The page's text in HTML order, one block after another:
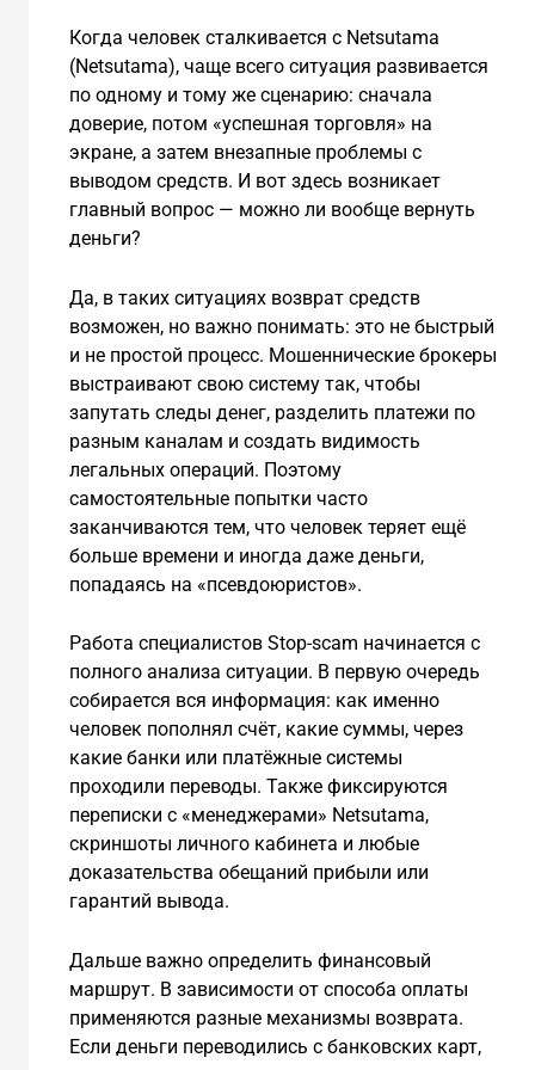
Когда человек сталкивается с Netsutama
(Netsutama), чаще всего ситуация развивается
по одному и тому же сценарию: сначала
доверие, потом «успешная торговля» на
экране, а затем внезапные проблемы с
выводом средств. И вот здесь возникает
главный вопрос — можно ли вообще вернуть
деньги?
Да, в таких ситуациях возврат средств
возможен, но важно понимать: это не быстрый
и не простой процесс. Мошеннические брокеры
выстраивают свою систему так, чтобы
запутать следы денег, разделить платежи по
разным каналам и создать видимость
легальных операций. Поэтому
самостоятельные попытки часто
заканчиваются тем, что человек теряет ещё
больше времени и иногда даже деньги,
попадаясь на «псевдоюристов».
Работа специалистов Stop-scam начинается с
полного анализа ситуации. В первую очередь
собирается вся информация: как именно
человек пополнял счёт, какие суммы, через
какие банки или платёжные системы
проходили переводы. Также фиксируются
переписки с «менеджерами» Netsutama,
скриншоты личного кабинета и любые
доказательства обещаний прибыли или
гарантий вывода.
Дальше важно определить финансовый
маршрут. В зависимости от способа оплаты
применяются разные механизмы возврата.
Если деньги переводились с банковских карт,